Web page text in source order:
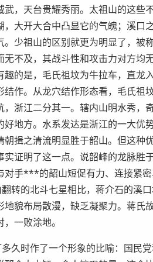
，天台贵耀秀丽。太祖山的这些
大开大合中凸显它的气魄；溪口
少祖山的区别就更为明显了，被
不及，其战斗性和攻击力对方均
的是，毛氏祖坟为牛拉车，直龙
作。从龙穴结作形态看，毛氏祖
浙江二分其一。辖内山明水秀，
地方。水系发达是浙江的一大优
揖之清流明显胜于韶山。但这种
证明了这一点。说韶峰的龙脉胜
手***的韶山短促有力、连接紧
转的北斗七星相比，蒋介石的溪
貌布局散漫，缺乏凝聚力。蒋氏
一败涂地。
久时作了一个形象的比喻：国民